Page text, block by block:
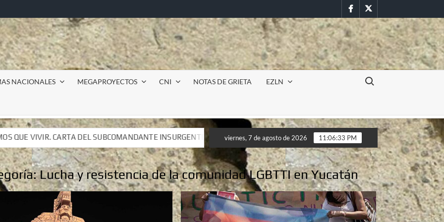
FacebookTwitter
NACIONALES MEGAPROYECTOS CNI NOTAS DE GRIETA EZLN
Buscar:
INSURGENTE MOISÉS A LUIS DE TAVIRA
Incursión militar en la UAEM (Morelos) durante paro estudiantil
INSURGENTE MOISÉS A LUIS DE TAVIRA
Incursión militar en la UAEM (Morelos) durante paro estudiantil
viernes, 7 de agosto de 2026 11:06:35 PM
Lucha y resistencia de la comunidad LGBTTI en Yucatán